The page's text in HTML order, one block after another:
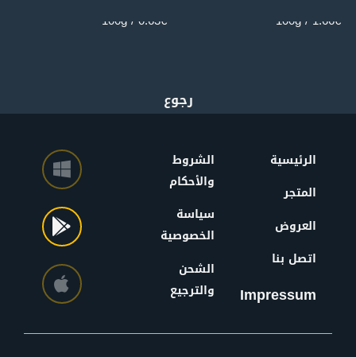
1.66€ / 100g
0.63€ / 100g
الرئيسية
المتجر
العروض
اتصل بنا
Impressum
الشروط
والأحكام
سياسة
الخصوصية
الشحن
والترجيع